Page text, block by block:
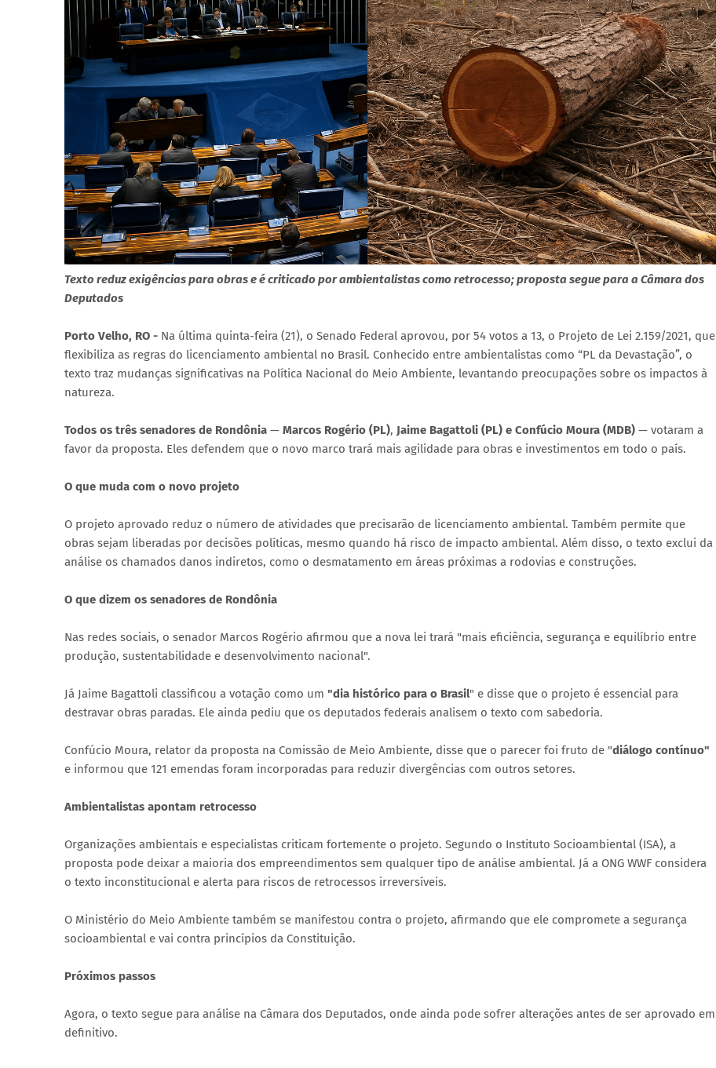
Texto reduz exigências para obras e é criticado por ambientalistas como retrocesso; proposta segue para a Câmara dos
Deputados
Porto Velho, RO - Na última quinta-feira (21), o Senado Federal aprovou, por 54 votos a 13, o Projeto de Lei 2.159/2021, que
flexibiliza as regras do licenciamento ambiental no Brasil. Conhecido entre ambientalistas como “PL da Devastação”, o
texto traz mudanças significativas na Política Nacional do Meio Ambiente, levantando preocupações sobre os impactos à
natureza.
Todos os três senadores de Rondônia — Marcos Rogério (PL), Jaime Bagattoli (PL) e Confúcio Moura (MDB) — votaram a
favor da proposta. Eles defendem que o novo marco trará mais agilidade para obras e investimentos em todo o país.
O que muda com o novo projeto
O projeto aprovado reduz o número de atividades que precisarão de licenciamento ambiental. Também permite que
obras sejam liberadas por decisões políticas, mesmo quando há risco de impacto ambiental. Além disso, o texto exclui da
análise os chamados danos indiretos, como o desmatamento em áreas próximas a rodovias e construções.
O que dizem os senadores de Rondônia
Nas redes sociais, o senador Marcos Rogério afirmou que a nova lei trará "mais eficiência, segurança e equilíbrio entre
produção, sustentabilidade e desenvolvimento nacional".
Já Jaime Bagattoli classificou a votação como um "dia histórico para o Brasil" e disse que o projeto é essencial para
destravar obras paradas. Ele ainda pediu que os deputados federais analisem o texto com sabedoria.
Confúcio Moura, relator da proposta na Comissão de Meio Ambiente, disse que o parecer foi fruto de "diálogo contínuo"
e informou que 121 emendas foram incorporadas para reduzir divergências com outros setores.
Ambientalistas apontam retrocesso
Organizações ambientais e especialistas criticam fortemente o projeto. Segundo o Instituto Socioambiental (ISA), a
proposta pode deixar a maioria dos empreendimentos sem qualquer tipo de análise ambiental. Já a ONG WWF considera
o texto inconstitucional e alerta para riscos de retrocessos irreversíveis.
O Ministério do Meio Ambiente também se manifestou contra o projeto, afirmando que ele compromete a segurança
socioambiental e vai contra princípios da Constituição.
Próximos passos
Agora, o texto segue para análise na Câmara dos Deputados, onde ainda pode sofrer alterações antes de ser aprovado em
definitivo.